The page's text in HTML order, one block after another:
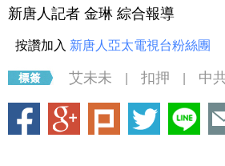
新唐人記者 金琳 綜合報導
按讚加入 新唐人亞太電視台粉絲團
艾未未 扣押 中